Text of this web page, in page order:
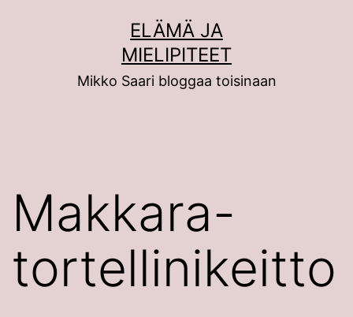
ELÄMÄ JA
MIELIPITEET
Mikko Saari bloggaa toisinaan
Makkara-
tortellinikeitto